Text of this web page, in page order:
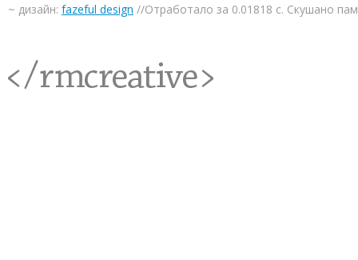
~ дизайн: fazeful design //Отработало за 0.01818 с. Скушано
<rmcreative/>